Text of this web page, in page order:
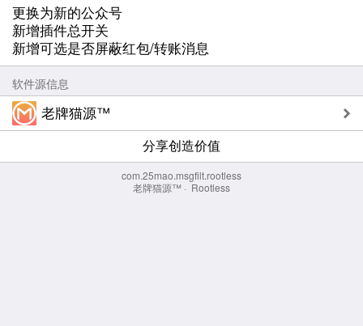
更换为新的公众号
新增插件总开关
新增可选是否屏蔽红包/转账消息
软件源信息
老牌猫源™
分享创造价值
com.25mao.msgfilt.rootless
老牌猫源™ · Rootless